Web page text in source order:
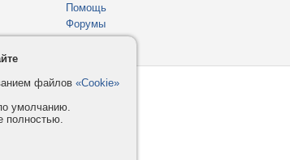
Помощь
Форумы
файлов «Cookie»
умолчанию.
полностью.